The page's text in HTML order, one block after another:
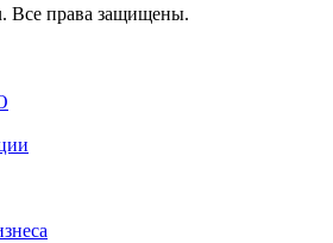
Все права защищены.